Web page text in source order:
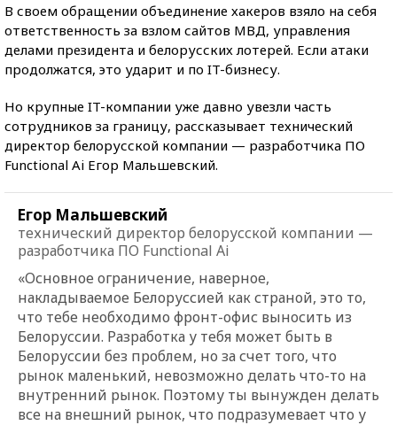
В своем обращении объединение хакеров взяло на себя
ответственность за взлом сайтов МВД, управления
делами президента и белорусских лотерей. Если атаки
продолжатся, это ударит и по IT-бизнесу.
Но крупные IT-компании уже давно увезли часть
сотрудников за границу, рассказывает технический
директор белорусской компании — разработчика ПО
Functional Ai Егор Мальшевский.
Егор Мальшевский
технический директор белорусской компании —
разработчика ПО Functional Ai
«Основное ограничение, наверное,
накладываемое Белоруссией как страной, это то,
что тебе необходимо фронт-офис выносить из
Белоруссии. Разработка у тебя может быть в
Белоруссии без проблем, но за счет того, что
рынок маленький, невозможно делать что-то на
внутренний рынок. Поэтому ты вынужден делать
все на внешний рынок, что подразумевает что у